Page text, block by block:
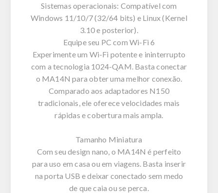
Sistemas operacionais: Compatível com
Windows 11/10/7 (32/64 bits) e Linux (Kernel
3.10 e posterior).
Equipe seu PC com Wi-Fi 6
Experimente um Wi-Fi potente e ininterrupto
com a tecnologia 1024-QAM. Basta conectar
o MA14N para obter uma melhor conexão.
Comparado aos adaptadores N150
tradicionais, ele oferece velocidades mais
rápidas e cobertura mais ampla.
Tamanho Miniatura
Com seu design nano, o MA14N é perfeito
para uso em casa ou em viagens. Basta inserir
na porta USB e deixar conectado sem medo
de que caia ou se perca.